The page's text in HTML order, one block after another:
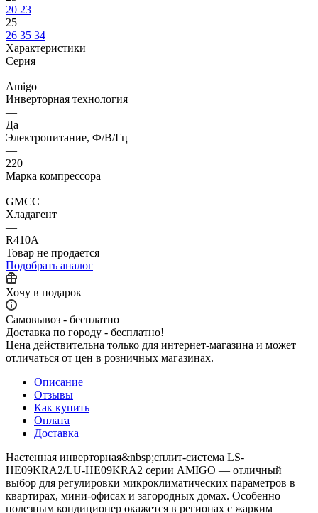
20 23
25
26 35 34
Характеристики
Серия
—
Amigo
Инверторная технология
—
Да
Электропитание, Ф/В/Гц
—
220
Марка компрессора
—
GMCC
Хладагент
—
R410A
Товар не продается
Подобрать аналог
Хочу в подарок
Самовывоз - бесплатно
Доставка по городу - бесплатно!
Цена действительна только для интернет-магазина и может
отличаться от цен в розничных магазинах.
Описание
Отзывы
Как купить
Оплата
Доставка
Настенная инверторная&nbsp;сплит-система LS-
HE09KRA2/LU-HE09KRA2 серии AMIGO — отличный
выбор для регулировки микроклиматических параметров в
квартирах, мини-офисах и загородных домах. Особенно
полезным кондиционер окажется в регионах с жарким